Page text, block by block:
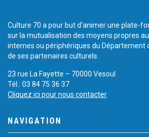
Culture 70 a pour but d’animer une plate-
sur la mutualisation des moyens propres
internes ou périphériques du Département
de ses partenaires culturels.
23 rue La Fayette – 70000 Vesoul
Tél.: 03 84 75 36 37
Cliquez ici pour nous contacter
NAVIGATION